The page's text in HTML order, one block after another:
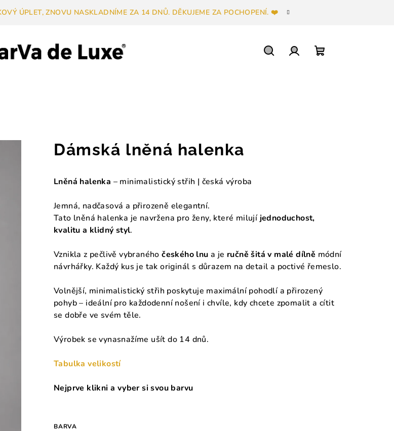
ÚPLET, ZNOVU NASKLADNÍME ZA 14 DNŮ. DĚKUJEME ZA POCHOPENÍ. ❤️
Dámská lněná halenka
Lněná halenka – minimalistický střih | česká výroba
Jemná, nadčasová a přirozeně elegantní.
Tato lněná halenka je navržena pro ženy, které milují jednoduchost,
kvalitu a klidný styl.
Vznikla z pečlivě vybranéhočeského lnu a je ručně šitá v malé dílně módní
návrhářky. Každý kus je tak originál s důrazem na detail a poctivé řemeslo.
Volnější, minimalistický střih poskytuje maximální pohodlí a přirozený
pohyb – ideální pro každodenní nošení i chvíle, kdy chcete zpomalit a cítit
se dobře ve svém těle.
Výrobek se vynasnažíme ušít do 14 dnů.
Tabulka velikostí
Nejprve klikni a vyber si svou barvu
BARVA